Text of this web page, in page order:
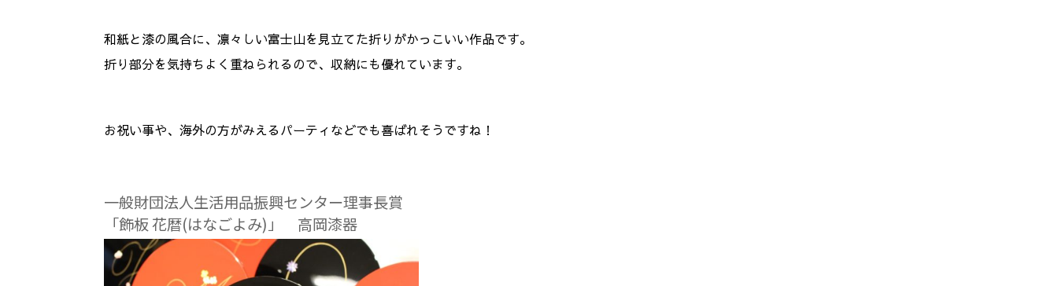
和紙と漆の風合に、凛々しい富士山を見立てた折りがかっこいい作品です。
折り部分を気持ちよく重ねられるので、収納にも優れています。
お祝い事や、海外の方がみえるパーティなどでも喜ばれそうですね！
一般財団法人生活用品振興センター理事長賞
「飾板 花暦(はなごよみ)」 高岡漆器